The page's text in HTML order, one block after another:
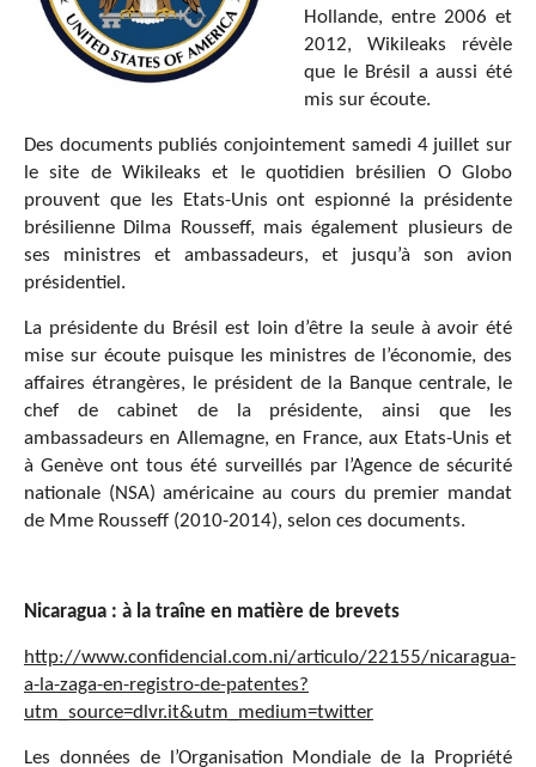
Hollande, entre 2006 et
2012, Wikileaks révèle
que le Brésil a aussi été
mis sur écoute.
Des documents publiés conjointement samedi 4 juillet sur
le site de Wikileaks et le quotidien brésilien O Globo
prouvent que les Etats-Unis ont espionné la présidente
brésilienne Dilma Rousseff, mais également plusieurs de
ses ministres et ambassadeurs, et jusqu’à son avion
présidentiel.
La présidente du Brésil est loin d’être la seule à avoir été
mise sur écoute puisque les ministres de l’économie, des
affaires étrangères, le président de la Banque centrale, le
chef de cabinet de la présidente, ainsi que les
ambassadeurs en Allemagne, en France, aux Etats-Unis et
à Genève ont tous été surveillés par l’Agence de sécurité
nationale (NSA) américaine au cours du premier mandat
de Mme Rousseff (2010-2014), selon ces documents.
Nicaragua : à la traîne en matière de brevets
http://www.confidencial.com.ni/articulo/22155/nicaragua-
a-la-zaga-en-registro-de-patentes?
utm_source=dlvr.it&utm_medium=twitter
Les données de l’Organisation Mondiale de la Propriété